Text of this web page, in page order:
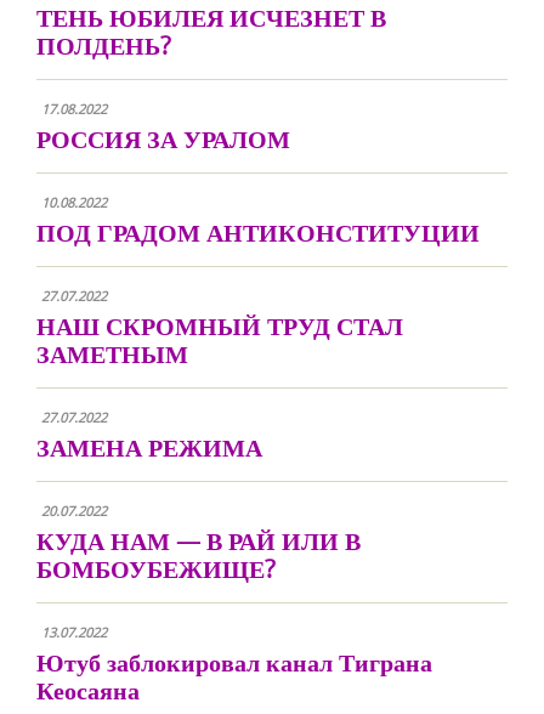
ТЕНЬ ЮБИЛЕЯ ИСЧЕЗНЕТ В
ПОЛДЕНЬ?
17.08.2022
РОССИЯ ЗА УРАЛОМ
10.08.2022
ПОД ГРАДОМ АНТИКОНСТИТУЦИИ
27.07.2022
НАШ СКРОМНЫЙ ТРУД СТАЛ
ЗАМЕТНЫМ
27.07.2022
ЗАМЕНА РЕЖИМА
20.07.2022
КУДА НАМ — В РАЙ ИЛИ В
БОМБОУБЕЖИЩЕ?
13.07.2022
Ютуб заблокировал канал Тиграна
Кеосаяна